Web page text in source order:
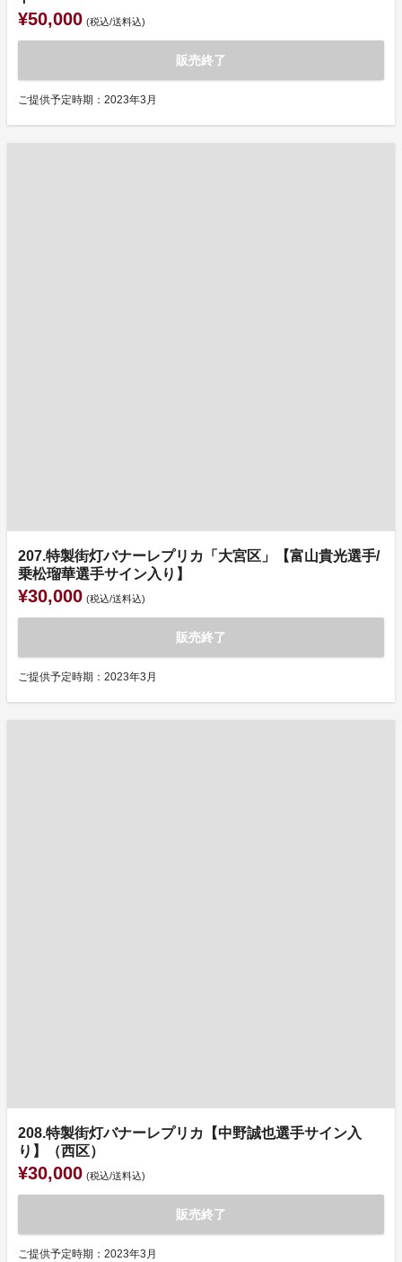
¥50,000 (税込/送料込)
販売終了
ご提供予定時期：2023年3月
207.特製街灯バナーレプリカ「大宮区」【富山貴光選手/
乗松瑠華選手サイン入り】
¥30,000 (税込/送料込)
販売終了
ご提供予定時期：2023年3月
208.特製街灯バナーレプリカ【中野誠也選手サイン入
り】（西区）
¥30,000 (税込/送料込)
販売終了
ご提供予定時期：2023年3月